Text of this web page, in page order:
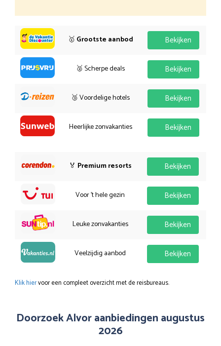
🥇 Grootste aanbod Bekijken
🥈 Scherpe deals Bekijken
🥉 Voordelige hotels Bekijken
Heerlijke zonvakanties Bekijken
🏅 Premium resorts Bekijken
Voor 't hele gezin Bekijken
Leuke zonvakanties Bekijken
Veelzijdig aanbod Bekijken
Klik hiervoor een compleet overzicht met de reisbureaus.
Doorzoek Alvor aanbiedingen augustus
2026